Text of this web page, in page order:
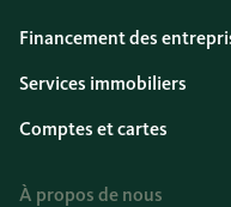
Financement des
Services immobiliers
Comptes et cartes
À propos de nous